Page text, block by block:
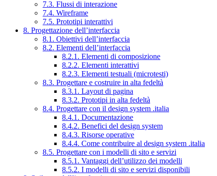
7.3. Flussi di interazione
7.4. Wireframe
7.5. Prototipi interattivi
8. Progettazione dell’interfaccia
8.1. Obiettivi dell’interfaccia
8.2. Elementi dell’interfaccia
8.2.1. Elementi di composizione
8.2.2. Elementi interattivi
8.2.3. Elementi testuali (microtesti)
8.3. Progettare e costruire in alta fedeltà
8.3.1. Layout di pagina
8.3.2. Prototipi in alta fedeltà
8.4. Progettare con il design system .italia
8.4.1. Documentazione
8.4.2. Benefici del design system
8.4.3. Risorse operative
8.4.4. Come contribuire al design system .italia
8.5. Progettare con i modelli di sito e servizi
8.5.1. Vantaggi dell’utilizzo dei modelli
8.5.2. I modelli di sito e servizi disponibili